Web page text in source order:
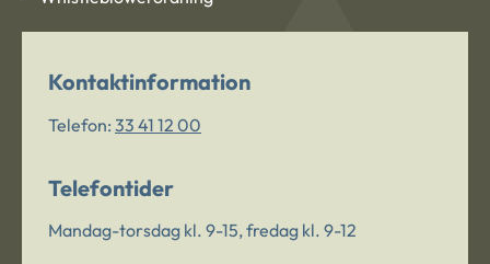
Kontaktinformation
Telefon: 33 41 12 00
Telefontider
Mandag-torsdag kl. 9-15, fredag kl. 9-12